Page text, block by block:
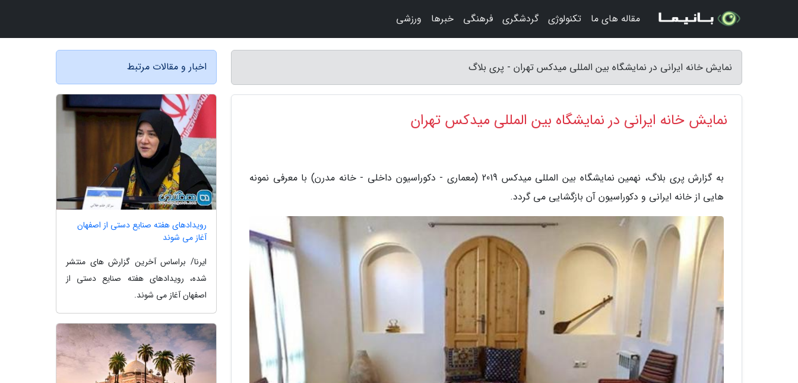
نمایش خانه ایرانی در نمایشگاه بین المللی میدکس تهران - پری بلاگ
نمایش خانه ایرانی در نمایشگاه بین المللی میدکس تهران
به گزارش پری بلاگ، نهمین نمایشگاه بین المللی میدکس 2019 (معماری - دکوراسیون داخلی - خانه مدرن) با معرفی نمونه
هایی از خانه ایرانی و دکوراسیون آن بازگشایی می گردد.
اخبار و مقالات مرتبط
رویدادهای هفته صنایع دستی از اصفهان
آغاز می شوند
ایرنا/ براساس آخرین گزارش های منتشر
شده، رویدادهای هفته صنایع دستی از
اصفهان آغاز می شوند.
مقاله های ما تکنولوژی گردشگری فرهنگی خبرها ورزشی